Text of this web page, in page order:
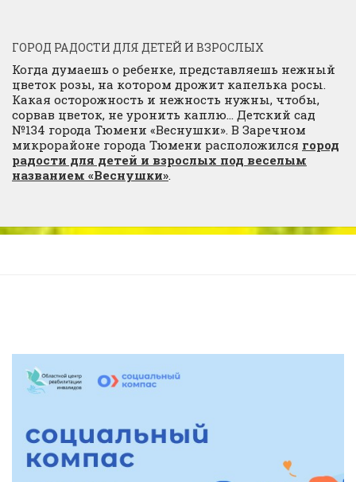
ГОРОД РАДОСТИ ДЛЯ ДЕТЕЙ И ВЗРОСЛЫХ
Когда думаешь о ребенке, представляешь нежный
цветок розы, на котором дрожит капелька росы.
Какая осторожность и нежность нужны, чтобы,
сорвав цветок, не уронить каплю… Детский сад
№134 города Тюмени «Веснушки». В Заречном
микрорайоне города Тюмени расположился город
радости для детей и взрослых под веселым
названием «Веснушки».